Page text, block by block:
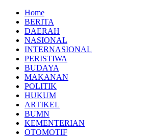
Home
BERITA
DAERAH
NASIONAL
INTERNASIONAL
PERISTIWA
BUDAYA
MAKANAN
POLITIK
HUKUM
ARTIKEL
BUMN
KEMENTERIAN
OTOMOTIF